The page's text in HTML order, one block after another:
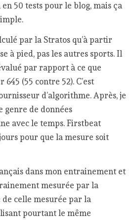
50 tests pour le blog, mais ça
par la Stratos qu’à partir
à pied, pas les autres sports. Il
par rapport à ce que
(55 contre 52). C’est
d’algorithme. Après, je
genre de données
avec le temps. Firstbeat
pour que la mesure soit
dans mon entrainement et
mesurée par la
de celle mesurée par la
pourtant le même